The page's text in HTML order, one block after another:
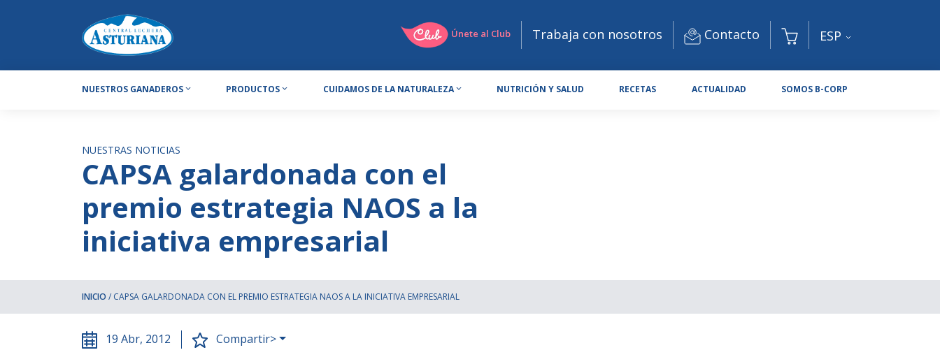
Únete al Club Trabaja con nosotros Contacto ESP
NUESTROS GANADEROS PRODUCTOS CUIDAMOS DE LA NATURALEZA NUTRICIÓN Y SALUD RECETAS ACTUALIDAD SOMOS B-CORP
NUESTRAS NOTICIAS
CAPSA galardonada con el
premio estrategia NAOS a la
iniciativa empresarial
INICIO / CAPSA GALARDONADA CON EL PREMIO ESTRATEGIA NAOS A LA INICIATIVA EMPRESARIAL
19 Abr, 2012 Compartir>